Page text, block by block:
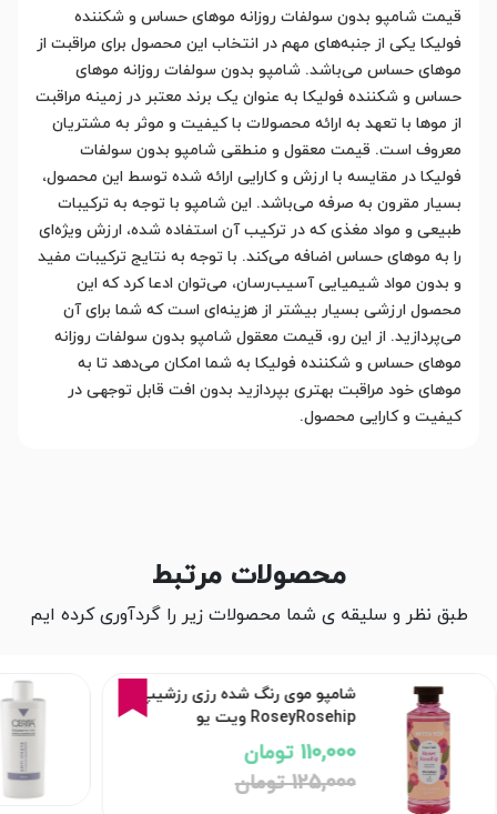
قیمت شامپو بدون سولفات روزانه موهای حساس و شکننده
فولیکا یکی از جنبه‌های مهم در انتخاب این محصول برای مراقبت از
موهای حساس می‌باشد. شامپو بدون سولفات روزانه موهای
حساس و شکننده فولیکا به عنوان یک برند معتبر در زمینه مراقبت
از موها با تعهد به ارائه محصولات با کیفیت و موثر به مشتریان
معروف است. قیمت معقول و منطقی شامپو بدون سولفات
فولیکا در مقایسه با ارزش و کارایی ارائه شده توسط این محصول،
بسیار مقرون به صرفه می‌باشد. این شامپو با توجه به ترکیبات
طبیعی و مواد مغذی که در ترکیب آن استفاده شده، ارزش ویژه‌ای
را به موهای حساس اضافه می‌کند. با توجه به نتایج ترکیبات مفید
و بدون مواد شیمیایی آسیب‌رسان، می‌توان ادعا کرد که این
محصول ارزشی بسیار بیشتر از هزینه‌ای است که شما برای آن
می‌پردازید. از این رو، قیمت معقول شامپو بدون سولفات روزانه
موهای حساس و شکننده فولیکا به شما امکان می‌دهد تا به
موهای خود مراقبت بهتری بپردازید بدون افت قابل توجهی در
کیفیت و کارایی محصول.
محصولات مرتبط
طبق نظر و سلیقه ی شما محصولات زیر را گردآوری کرده ایم
شامپو موی رنگ شده رزی رزشیپ
RoseyRosehip ویت یو
110,000 تومان
125,000 تومان